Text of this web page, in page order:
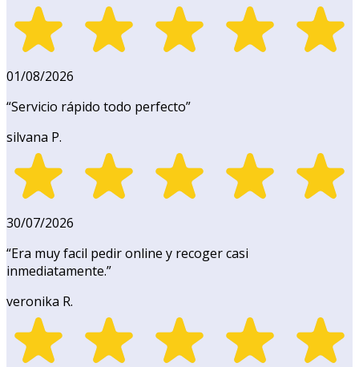
01/08/2026
“Servicio rápido todo perfecto”
silvana P.
30/07/2026
“Era muy facil pedir online y recoger casi
inmediatamente.”
veronika R.